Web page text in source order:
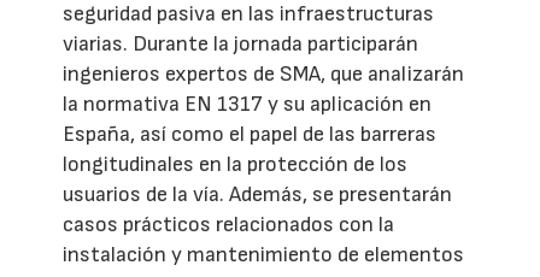
seguridad pasiva en las infraestructuras
viarias. Durante la jornada participarán
ingenieros expertos de SMA, que analizarán
la normativa EN 1317 y su aplicación en
España, así como el papel de las barreras
longitudinales en la protección de los
usuarios de la vía. Además, se presentarán
casos prácticos relacionados con la
instalación y mantenimiento de elementos